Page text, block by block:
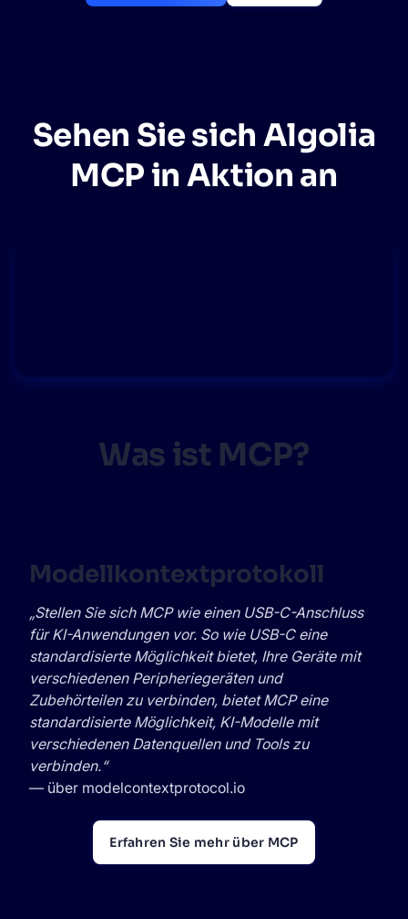
Wird Algolia mit unserem Traffic und unserem
PRODUKTE & RESSOURCEN
Sehen Sie sich Algolia
MCP in Aktion an
Was ist MCP?
Modellkontextprotokoll
„Stellen Sie sich MCP wie einen USB-C-Anschluss
für KI-Anwendungen vor. So wie USB-C eine
standardisierte Möglichkeit bietet, Ihre Geräte mit
verschiedenen Peripheriegeräten und
Zubehörteilen zu verbinden, bietet MCP eine
standardisierte Möglichkeit, KI-Modelle mit
verschiedenen Datenquellen und Tools zu
verbinden.“
— über modelcontextprotocol.io
Erfahren Sie mehr über MCP